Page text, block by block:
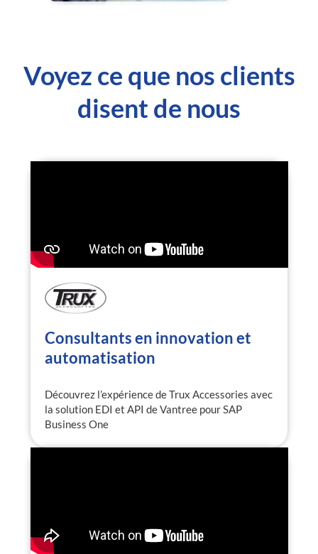
Voyez ce que nos clients
disent de nous
Consultants en innovation et
automatisation
Découvrez l’expérience de Trux Accessories avec
la solution EDI et API de Vantree pour SAP
Business One